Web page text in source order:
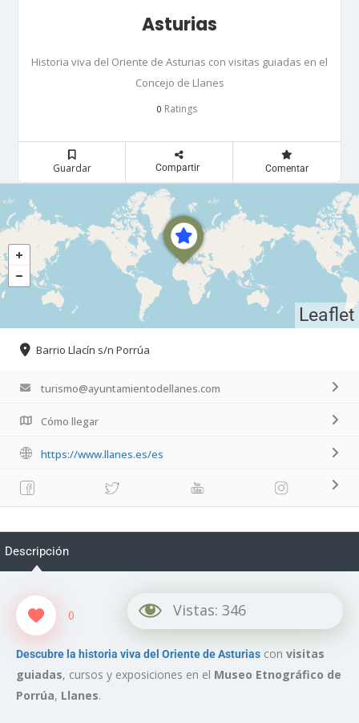
Asturias
Historia viva del Oriente de Asturias con visitas guiadas en el
Concejo de Llanes
0 Ratings
Guardar Compartir Comentar
Leaflet
Barrio Llacín s/n Porrúa
turismo@ayuntamientodellanes.com
Cómo llegar
https://www.llanes.es/es
Descripción
0 Vistas: 346
Descubre la historia viva del Oriente de Asturias con visitas
guiadas, cursos y exposiciones en el Museo Etnográfico de
Porrúa, Llanes.